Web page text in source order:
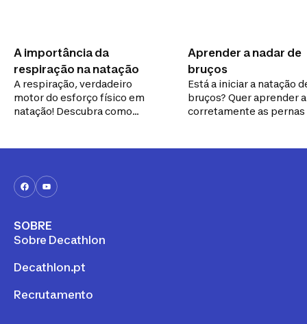
A importância da
respiração na natação
A respiração, verdadeiro
motor do esforço físico em
natação! Descubra como
Aprender a nadar de
bruços
Está a iniciar a natação
bruços? Quer aprender
corretamente as pernas
expiração? Este guia é
SOBRE
Sobre Decathlon
Decathlon.pt
Recrutamento